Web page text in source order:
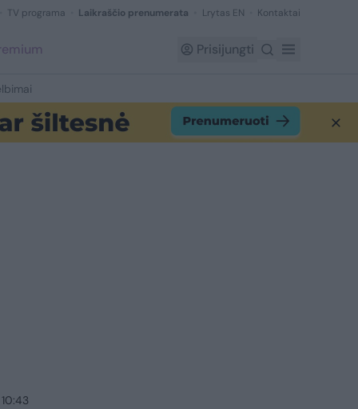
TV programa Laikraščio prenumerata Lrytas EN Kontaktai
Prisijungti